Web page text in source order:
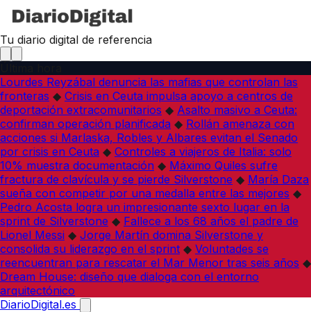
Tu diario digital de referencia
Lourdes Reyzábal denuncia las mafias que controlan las
fronteras ◆ Crisis en Ceuta impulsa apoyo a centros de
deportación extracomunitarios ◆ Asalto masivo a Ceuta:
confirman operación planificada ◆ Rollán amenaza con
acciones si Marlaska, Robles y Albares evitan el Senado
por crisis en Ceuta ◆ Controles a viajeros de Italia: solo
10% muestra documentación ◆ Máximo Quiles sufre
fractura de clavícula y se pierde Silverstone ◆ María Daza
sueña con competir por una medalla entre las mejores ◆
Pedro Acosta logra un impresionante sexto lugar en la
sprint de Silverstone ◆ Fallece a los 68 años el padre de
Lionel Messi ◆ Jorge Martín domina Silverstone y
consolida su liderazgo en el sprint ◆ Voluntades se
reencuentran para rescatar el Mar Menor tras seis años ◆
Dream House: diseño que dialoga con el entorno
arquitectónico
DiarioDigital.es